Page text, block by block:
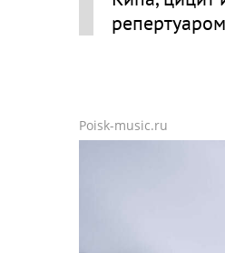
репертуаром
Poisk-music.ru